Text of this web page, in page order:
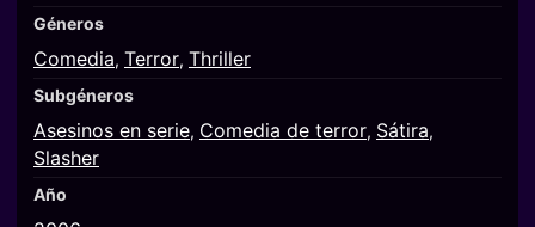
Géneros
Comedia, Terror, Thriller
Subgéneros
Asesinos en serie, Comedia de terror, Sátira,
Slasher
Año